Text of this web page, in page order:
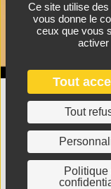
La sangria
Après plusieurs
dépaysement se
nouveauté Ti Ced’
voyage et de
allie la technicité
fraîcheur.
Ce site utilise
vous donne le
ceux que vous
activer
Tout
Tout
Politique